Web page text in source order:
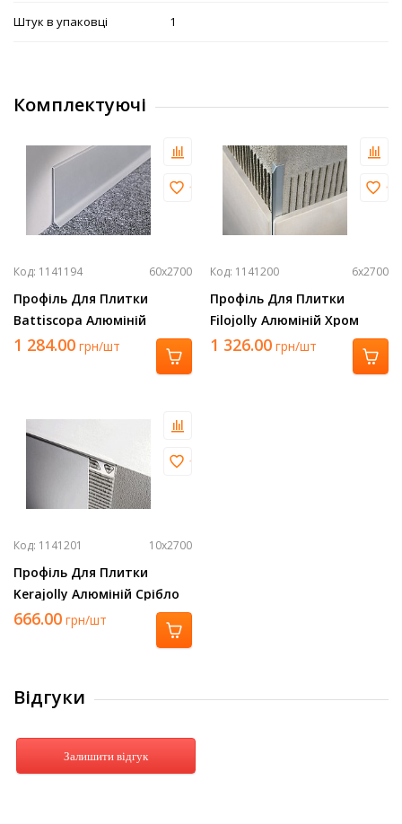
Штук в упаковці 1
Комплектуючі
Код: 1141194 60х2700
Профіль Для Плитки
Battiscopa Алюміній
Срібло 2700Х60 Ba 600 Asn
1 284.00 грн/шт
Код: 1141200 6х2700
Профіль Для Плитки
Filojolly Алюміній Хром
2700Х6 Rjf 60 Asb
1 326.00 грн/шт
Код: 1141201 10х2700
Профіль Для Плитки
Kerajolly Алюміній Срібло
2700Х10 Tr 100 As
666.00 грн/шт
Відгуки
Залишити відгук